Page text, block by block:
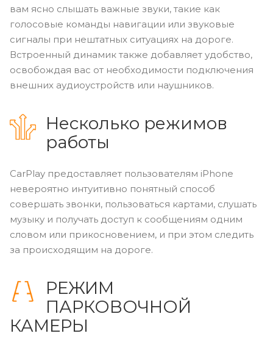
вам ясно слышать важные звуки, такие как
голосовые команды навигации или звуковые
сигналы при нештатных ситуациях на дороге.
Встроенный динамик также добавляет удобство,
освобождая вас от необходимости подключения
внешних аудиоустройств или наушников.
Несколько режимов
работы
CarPlay предоставляет пользователям iPhone
невероятно интуитивно понятный способ
совершать звонки, пользоваться картами, слушать
музыку и получать доступ к сообщениям одним
словом или прикосновением, и при этом следить
за происходящим на дороге.
РЕЖИМ
ПАРКОВОЧНОЙ
КАМЕРЫ